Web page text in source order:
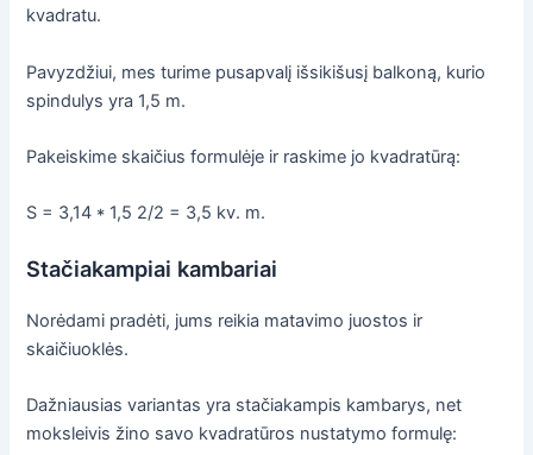
kvadratu.
Pavyzdžiui, mes turime pusapvalį išsikišusį balkoną, kurio
spindulys yra 1,5 m.
Pakeiskime skaičius formulėje ir raskime jo kvadratūrą:
S = 3,14 * 1,5 2/2 = 3,5 kv. m.
Stačiakampiai kambariai
Norėdami pradėti, jums reikia matavimo juostos ir
skaičiuoklės.
Dažniausias variantas yra stačiakampis kambarys, net
moksleivis žino savo kvadratūros nustatymo formulę: